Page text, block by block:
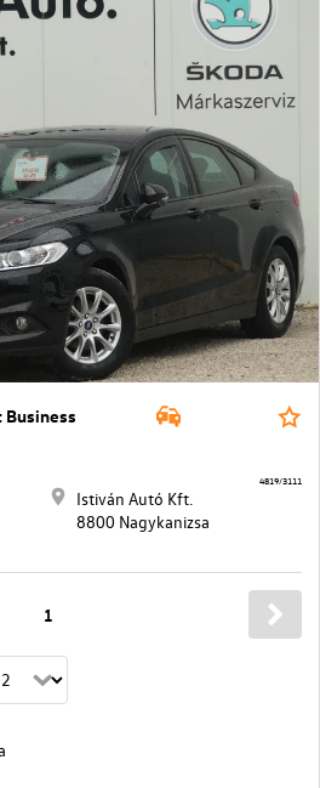
Business
Istiván Autó Kft.
8800 Nagykanizsa
4819/3111
1